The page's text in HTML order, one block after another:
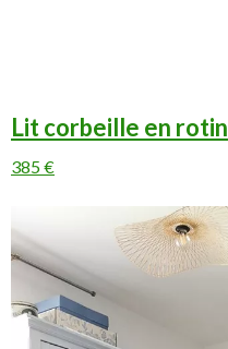
Lit corbeille en rotin
385 €